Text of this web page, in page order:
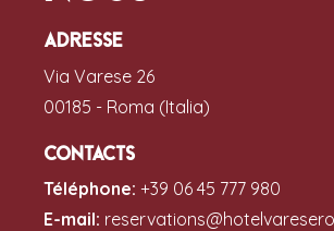
Adresse
Via Varese 26
00185 - Roma (Italia)
Contacts
Téléphone: +39 06 45 777 980
E-mail: